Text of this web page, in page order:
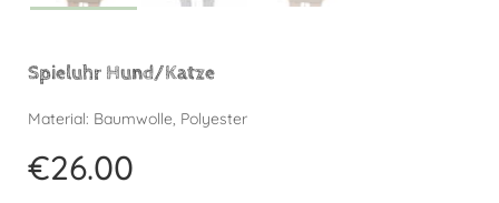
Spieluhr Hund/Katze
Material: Baumwolle, Polyester
€26.00